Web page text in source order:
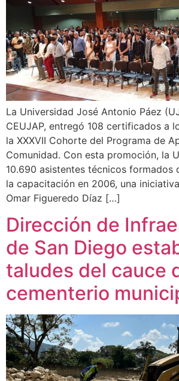
La Universidad José Antonio Páez
CEUJAP, entregó 108 certificados a
la XXXVII Cohorte del Programa de
Comunidad. Con esta promoción, la
10.690 asistentes técnicos formados
la capacitación en 2006, una
Omar Figueredo Díaz […]
Dirección de
de San Diego
taludes del cauce
cementerio